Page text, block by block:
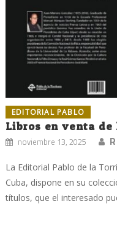
EDITORIAL PABLO
Libros en venta
noviembre 13, 2025
La Editorial Pablo de la
Cuba, dispone en su
títulos, que el interesado